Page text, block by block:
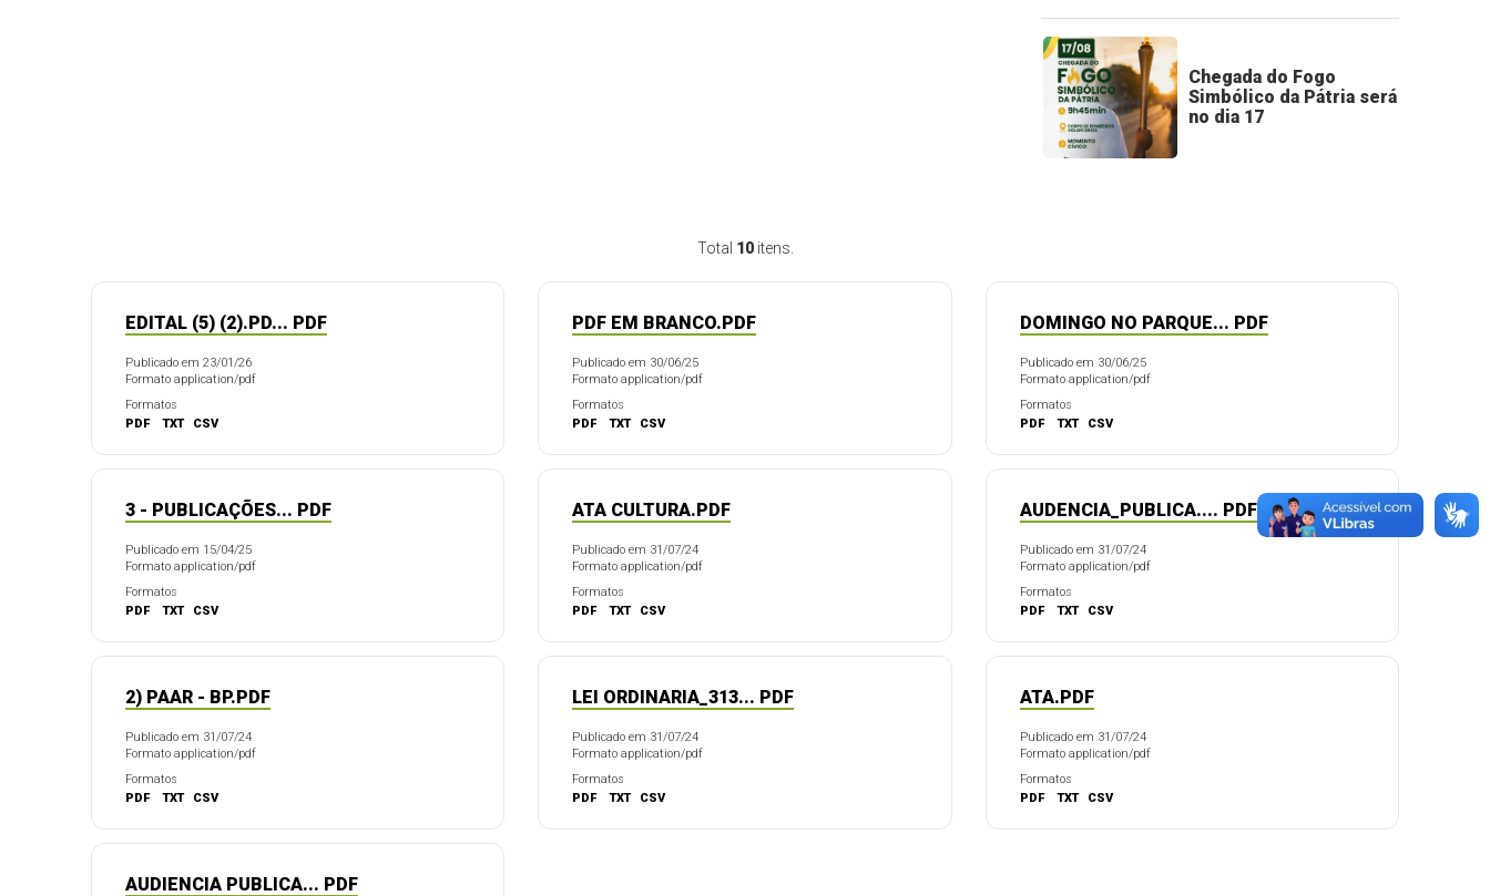
Chegada do Fogo
Simbólico da Pátria será
no dia 17
Total 10itens.
EDITAL (5) (2).PD... PDF
Publicado em 23/01/26
Formato application/pdf
Formatos
PDF
TXT CSV
PDF EM BRANCO.PDF
Publicado em 30/06/25
Formato application/pdf
Formatos
PDF
TXT CSV
DOMINGO NO PARQUE... PDF
Publicado em 30/06/25
Formato application/pdf
Formatos
PDF
TXT CSV
3 - PUBLICAÇÕES... PDF
Publicado em 15/04/25
Formato application/pdf
Formatos
PDF
TXT CSV
ATA CULTURA.PDF
Publicado em 31/07/24
Formato application/pdf
Formatos
PDF
TXT CSV
AUDENCIA_PUBLICA.... PDF
Publicado em 31/07/24
Formato application/pdf
Formatos
PDF
TXT CSV
2) PAAR - BP.PDF
Publicado em 31/07/24
Formato application/pdf
Formatos
PDF
TXT CSV
LEI ORDINARIA_313... PDF
Publicado em 31/07/24
Formato application/pdf
Formatos
PDF
TXT CSV
ATA.PDF
Publicado em 31/07/24
Formato application/pdf
Formatos
PDF
TXT CSV
AUDIENCIA PUBLICA... PDF